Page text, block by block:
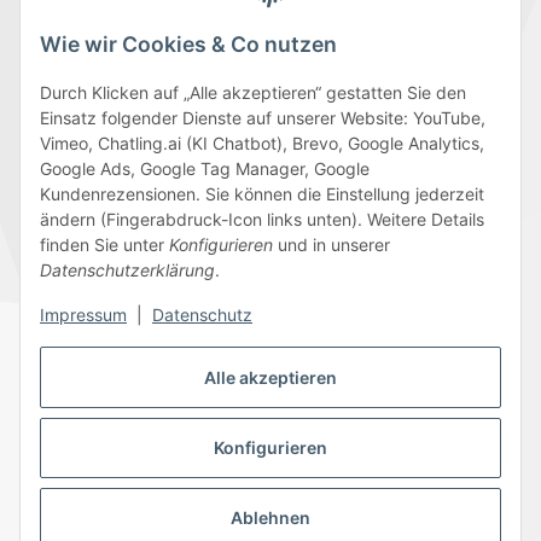
Alle akzeptieren
Konfigurieren
Ablehnen
Wie wir Cookies & Co nutzen
Durch Klicken auf „Alle akzeptieren“ gestatten Sie den
Einsatz folgender Dienste auf unserer Website: YouTube,
Vimeo, Chatling.ai (KI Chatbot), Brevo, Google Analytics,
Google Ads, Google Tag Manager, Google
Kundenrezensionen. Sie können die Einstellung jederzeit
ändern (Fingerabdruck-Icon links unten). Weitere Details
finden Sie unter Konfigurieren und in unserer
Datenschutzerklärung.
Impressum Datenschutz
Wir versenden mit
Folge uns
DatenschutzAGBSitemapImpressum
BatteriegesetzhinweiseWiderrufsrecht